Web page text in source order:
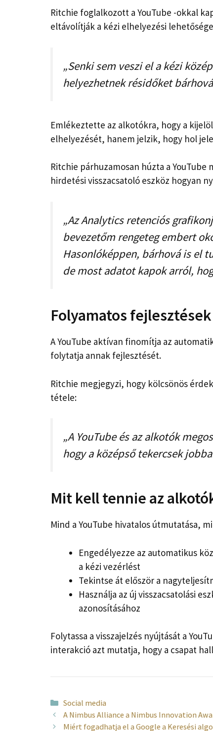
Ritchie foglalkozott a YouTube -okkal
eltávolítják a kézi elhelyezési
„Senki sem veszi el a kézi
helyezhetnek résidőket
Emlékeztette az alkotókra, hogy a
elhelyezését, hanem jelzik, hogy hol
Ritchie párhuzamosan húzta a
hirdetési visszacsatoló eszköz hogyan
„Az Analytics retenciós
bevezetőm rengeteg embert
Hasonlóképpen, bárhová is el
de most adatot kapok arról,
Folyamatos fejlesztések
A YouTube aktívan finomítja az
folytatja annak fejlesztését.
Ritchie megjegyzi, hogy kölcsönös
tétele:
„A YouTube és az alkotók
hogy a középső tekercsek
Mit kell tennie az
Mind a YouTube hivatalos útmutatása,
Engedélyezze az automatikus
a kézi vezérlést
Tekintse át először a
Használja az új visszacsatolási
azonosításához
Folytassa a visszajelzés nyújtását a
interakció azt mutatja, hogy a csapat
Kategória
Social media
A Nimbus Alliance a Nimbus Innovation
Miért fogadhatja el a Google a Keresési